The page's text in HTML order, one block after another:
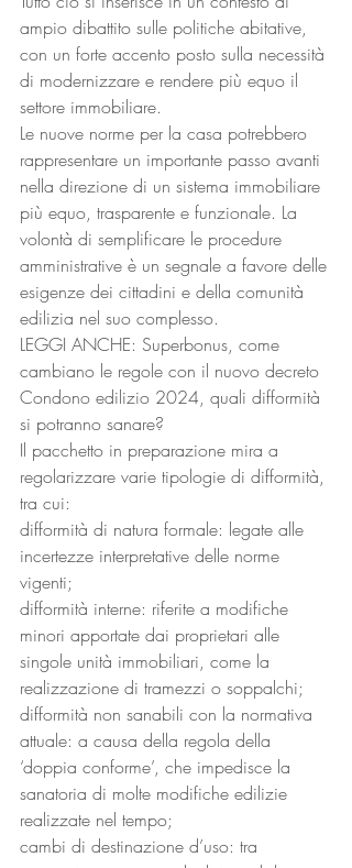
ampio dibattito sulle politiche abitative,
con un forte accento posto sulla necessità
di modernizzare e rendere più equo il
settore immobiliare.
Le nuove norme per la casa potrebbero
rappresentare un importante passo avanti
nella direzione di un sistema immobiliare
più equo, trasparente e funzionale. La
volontà di semplificare le procedure
amministrative è un segnale a favore delle
esigenze dei cittadini e della comunità
edilizia nel suo complesso.
LEGGI ANCHE: Superbonus, come
cambiano le regole con il nuovo decreto
Condono edilizio 2024, quali difformità
si potranno sanare?
Il pacchetto in preparazione mira a
regolarizzare varie tipologie di difformità,
tra cui:
difformità di natura formale: legate alle
incertezze interpretative delle norme
vigenti;
difformità interne: riferite a modifiche
minori apportate dai proprietari alle
singole unità immobiliari, come la
realizzazione di tramezzi o soppalchi;
difformità non sanabili con la normativa
attuale: a causa della regola della
‘doppia conforme’, che impedisce la
sanatoria di molte modifiche edilizie
realizzate nel tempo;
cambi di destinazione d’uso: tra